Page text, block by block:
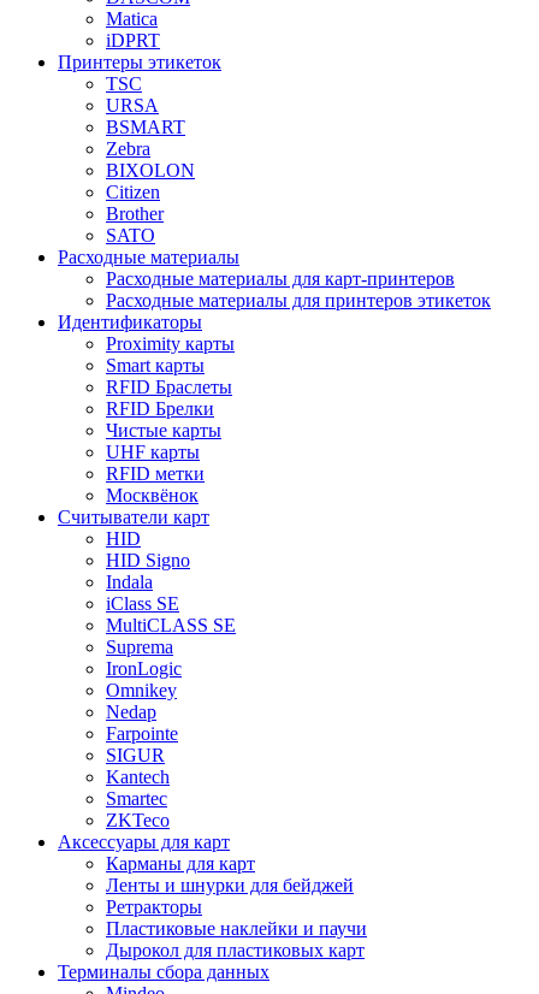
Matica
iDPRT
Принтеры этикеток
TSC
URSA
BSMART
Zebra
BIXOLON
Citizen
Brother
SATO
Расходные материалы
Расходные материалы для карт-принтеров
Расходные материалы для принтеров этикеток
Идентификаторы
Proximity карты
Smart карты
RFID Браслеты
RFID Брелки
Чистые карты
UHF карты
RFID метки
Москвёнок
Считыватели карт
HID
HID Signo
Indala
iClass SE
MultiCLASS SE
Suprema
IronLogic
Omnikey
Nedap
Farpointe
SIGUR
Kantech
Smartec
ZKTeco
Аксессуары для карт
Карманы для карт
Ленты и шнурки для бейджей
Ретракторы
Пластиковые наклейки и паучи
Дырокол для пластиковых карт
Терминалы сбора данных